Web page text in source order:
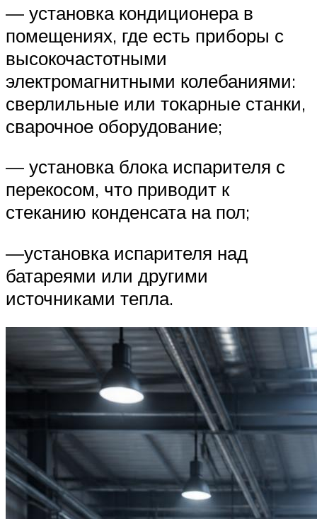
— установка кондиционера в
помещениях, где есть приборы с
высокочастотными
электромагнитными колебаниями:
сверлильные или токарные станки,
сварочное оборудование;
— установка блока испарителя с
перекосом, что приводит к
стеканию конденсата на пол;
—установка испарителя над
батареями или другими
источниками тепла.